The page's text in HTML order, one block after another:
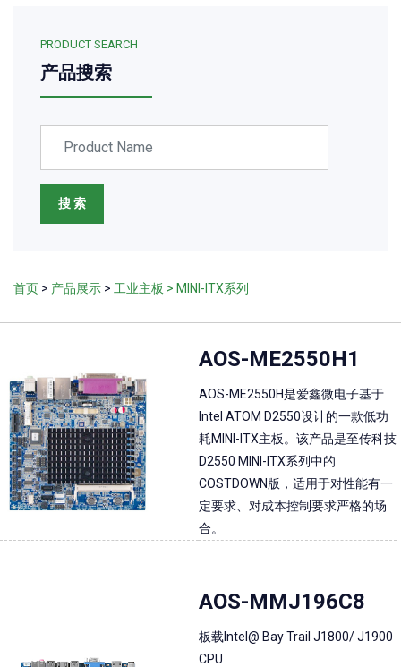
PRODUCT SEARCH
产品搜索
搜 索
首页 > 产品展示 > 工业主板 > MINI-ITX系列
AOS-ME2550H1
AOS-ME2550H是爱鑫微电子基于
Intel ATOM D2550设计的一款低功
耗MINI-ITX主板。该产品是至传科技
D2550 MINI-ITX系列中的
COSTDOWN版，适用于对性能有一
定要求、对成本控制要求严格的场
合。
AOS-MMJ196C8
板载Intel@ Bay Trail J1800/ J1900
CPU